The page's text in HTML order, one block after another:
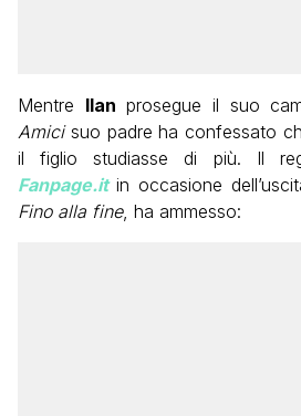
Mentre Ilan prosegue il suo
Amicisuo padre ha confessato
il figlio studiasse di più. Il
Fanpage.it in occasione
Fino alla fine, ha ammesso: